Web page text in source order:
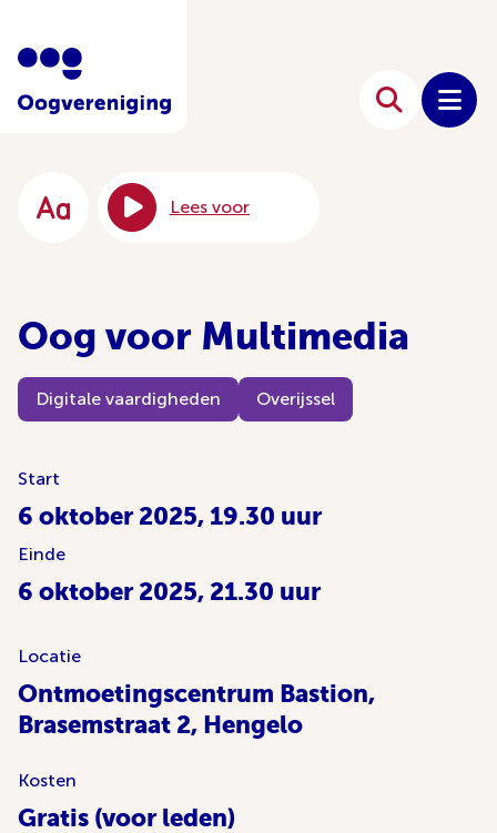
Lees voor
Oog voor Multimedia
Digitale vaardigheden Overijssel
Start
6 oktober 2025, 19.30 uur
Einde
6 oktober 2025, 21.30 uur
Locatie
Ontmoetingscentrum Bastion,
Brasemstraat 2, Hengelo
Kosten
Gratis (voor leden)